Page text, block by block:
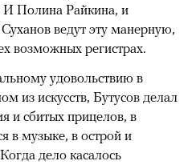
И Полина Райкина, и
ведут эту манерную,
возможных регистрах.
удовольствию в
из искусств, Бутусов делал
и сбитых прицелов, в
в музыке, в острой и
дело касалось